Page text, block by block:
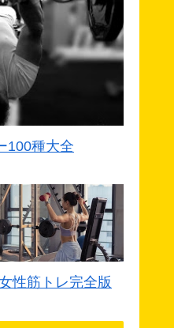
100種大全
性筋トレ完全版